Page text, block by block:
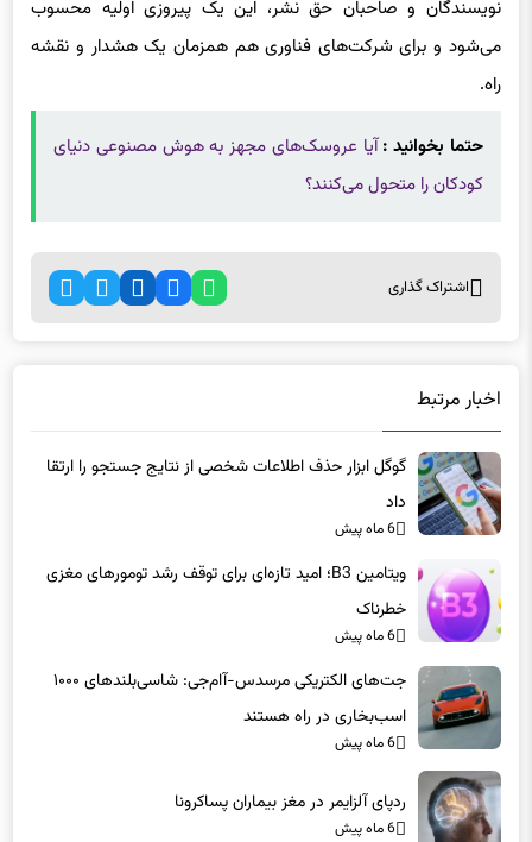
نویسندگان و صاحبان حق نشر، این یک پیروزی اولیه محسوب
می‌شود و برای شرکت‌های فناوری هم همزمان یک هشدار و نقشه
راه.
حتما بخوانید :آیا عروسک‌های مجهز به هوش مصنوعی دنیای
کودکان را متحول می‌کنند؟
اشتراک گذاری
اخبار مرتبط
گوگل ابزار حذف اطلاعات شخصی از نتایج جستجو را ارتقا
داد
6 ماه پیش
ویتامین B3؛ امید تازه‌ای برای توقف رشد تومورهای مغزی
خطرناک
6 ماه پیش
جت‌های الکتریکی مرسدس-آام‌جی: شاسی‌بلندهای ۱۰۰۰
اسب‌بخاری در راه هستند
6 ماه پیش
ردپای آلزایمر در مغز بیماران پساکرونا
6 ماه پیش